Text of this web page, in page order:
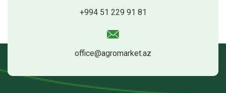
+994 51 229 91 81
office@agromarket.az